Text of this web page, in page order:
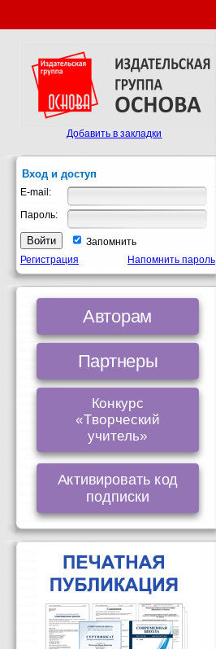
Добавить в закладки
Вход и доступ
E-mail:
Пароль:
Запомнить
Регистрация
Напомнить пароль
Авторам
Партнеры
Конкурс
«Творческий
учитель»
Активировать код
подписки